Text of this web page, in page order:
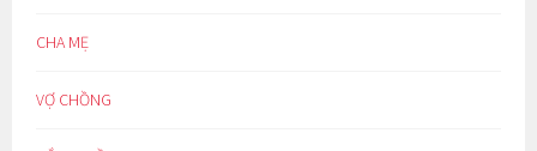
CHA MẸ
VỢ CHỒNG